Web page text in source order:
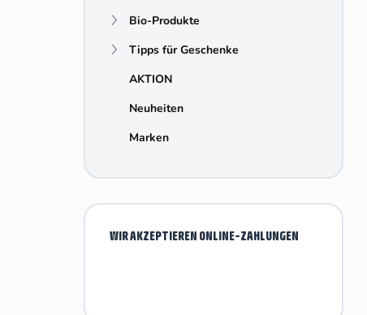
Bio-Produkte
Tipps für Geschenke
AKTION
Neuheiten
Marken
WIR AKZEPTIEREN ONLINE-ZAHLUNGEN